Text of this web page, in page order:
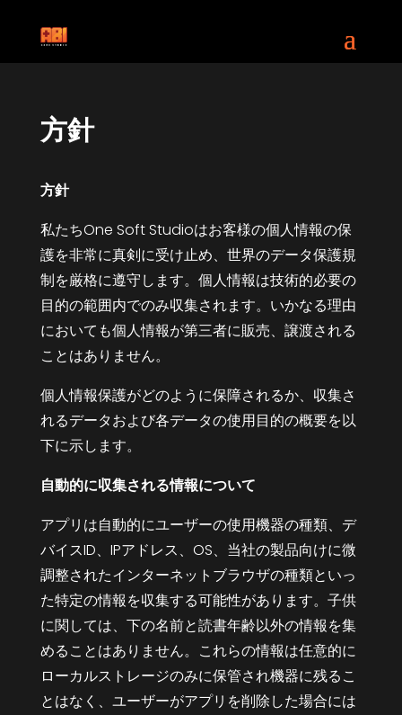
方針
方針
私たちOne Soft Studioはお客様の個人情報の保
護を非常に真剣に受け止め、世界のデータ保護規
制を厳格に遵守します。個人情報は技術的必要の
目的の範囲内でのみ収集されます。いかなる理由
においても個人情報が第三者に販売、譲渡される
ことはありません。
個人情報保護がどのように保障されるか、収集さ
れるデータおよび各データの使用目的の概要を以
下に示します。
自動的に収集される情報について
アプリは自動的にユーザーの使用機器の種類、デ
バイスID、IPアドレス、OS、当社の製品向けに微
調整されたインターネットブラウザの種類といっ
た特定の情報を収集する可能性があります。子供
に関しては、下の名前と読書年齢以外の情報を集
めることはありません。これらの情報は任意的に
ローカルストレージのみに保管され機器に残るこ
とはなく、ユーザーがアプリを削除した場合には